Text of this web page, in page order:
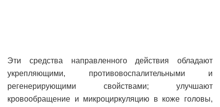
Эти средства направленного действия обладают
укрепляющими, противовоспалительными и
регенерирующими свойствами; улучшают
кровообращение и микроциркуляцию в коже головы,